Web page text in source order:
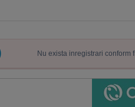
Nu exista inregistrari